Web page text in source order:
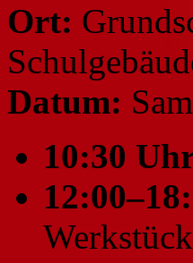
Ort:
Datum:
10:30